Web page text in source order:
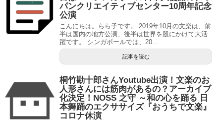
パンクリエイティブセンター10周年記念
公演
こんにちは。らら子です。 2019年10月の文楽は、前
半は国内の地方公演、後半は世界を股にかけて大活
躍です。 シンガポールでは、20...
記事を読む
桐竹勘十郎さんYoutube出演！文楽のお
人形さんには筋肉があるの？アーカイブ
化決定！NOSS 之守 ～和の心を踊る 日
本舞踊のエクササイズ『おうちで文楽』
コロナ休演